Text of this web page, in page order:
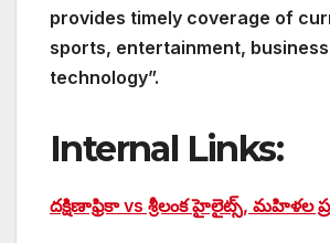
provides timely coverage of
sports, entertainment,
technology”.
Internal Links:
దక్షిణాఫ్రికా vs శ్రీలంక హైలైట్స్, మహిళల